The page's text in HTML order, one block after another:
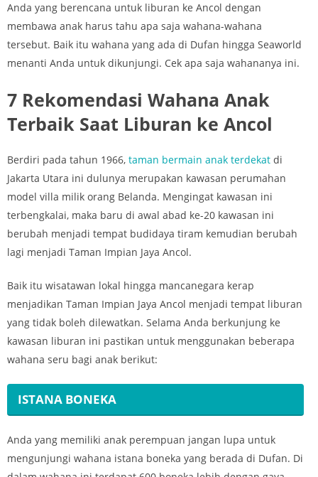
Anda yang berencana untuk liburan ke Ancol dengan
membawa anak harus tahu apa saja wahana-wahana
tersebut. Baik itu wahana yang ada di Dufan hingga Seaworld
menanti Anda untuk dikunjungi. Cek apa saja wahananya ini.
7 Rekomendasi Wahana Anak
Terbaik Saat Liburan ke Ancol
Berdiri pada tahun 1966, taman bermain anak terdekat di
Jakarta Utara ini dulunya merupakan kawasan perumahan
model villa milik orang Belanda. Mengingat kawasan ini
terbengkalai, maka baru di awal abad ke-20 kawasan ini
berubah menjadi tempat budidaya tiram kemudian berubah
lagi menjadi Taman Impian Jaya Ancol.
Baik itu wisatawan lokal hingga mancanegara kerap
menjadikan Taman Impian Jaya Ancol menjadi tempat liburan
yang tidak boleh dilewatkan. Selama Anda berkunjung ke
kawasan liburan ini pastikan untuk menggunakan beberapa
wahana seru bagi anak berikut:
ISTANA BONEKA
Anda yang memiliki anak perempuan jangan lupa untuk
mengunjungi wahana istana boneka yang berada di Dufan. Di